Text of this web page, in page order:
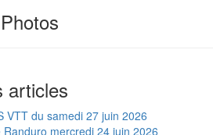
articles
VTT du samedi 27 juin 2026
Randuro mercredi 24 juin 2026